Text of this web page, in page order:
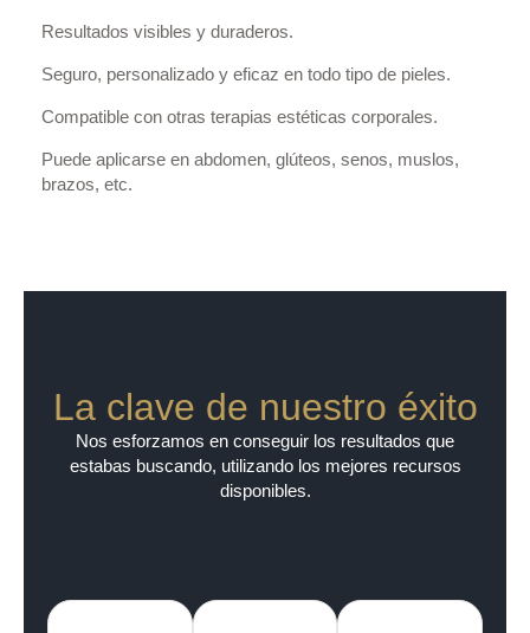
Resultados visibles y duraderos.
Seguro, personalizado y eficaz en todo tipo de pieles.
Compatible con otras terapias estéticas corporales.
Puede aplicarse en abdomen, glúteos, senos, muslos,
brazos, etc.
La clave de nuestro éxito
Nos esforzamos en conseguir los resultados que
estabas buscando, utilizando los mejores recursos
disponibles.